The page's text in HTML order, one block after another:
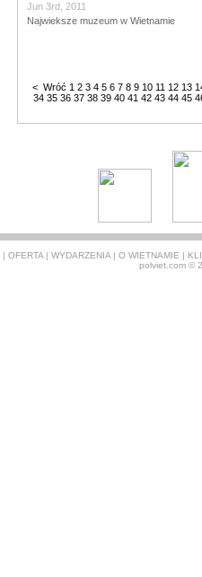
Jun 3rd, 2011
Najwieksze muzeum w Wietnamie
< Wróć 1 2 3 4 5 6 7 8 9 10 11 12 13
34 35 36 37 38 39 40 41 42 43 44 45
| OFERTA | WYDARZENIA | O WIETNAMIE |
polviet.com ©